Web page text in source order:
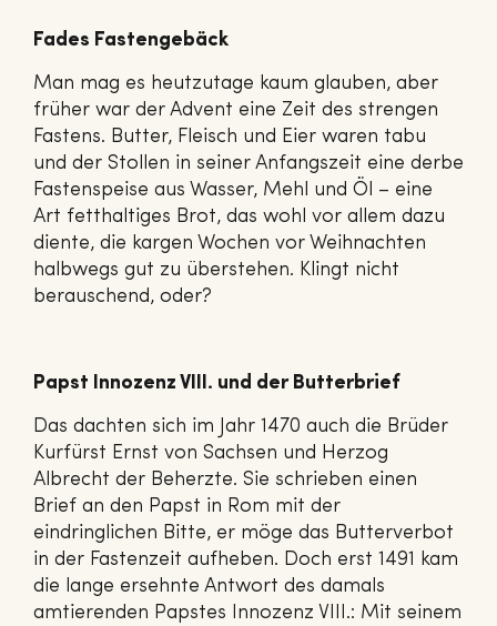
Fades Fastengebäck
Man mag es heutzutage kaum glauben, aber
früher war der Advent eine Zeit des strengen
Fastens. Butter, Fleisch und Eier waren tabu
und der Stollen in seiner Anfangszeit eine derbe
Fastenspeise aus Wasser, Mehl und Öl – eine
Art fetthaltiges Brot, das wohl vor allem dazu
diente, die kargen Wochen vor Weihnachten
halbwegs gut zu überstehen. Klingt nicht
berauschend, oder?
Papst Innozenz VIII. und der Butterbrief
Das dachten sich im Jahr 1470 auch die Brüder
Kurfürst Ernst von Sachsen und Herzog
Albrecht der Beherzte. Sie schrieben einen
Brief an den Papst in Rom mit der
eindringlichen Bitte, er möge das Butterverbot
in der Fastenzeit aufheben. Doch erst 1491 kam
die lange ersehnte Antwort des damals
amtierenden Papstes Innozenz VIII.: Mit seinem